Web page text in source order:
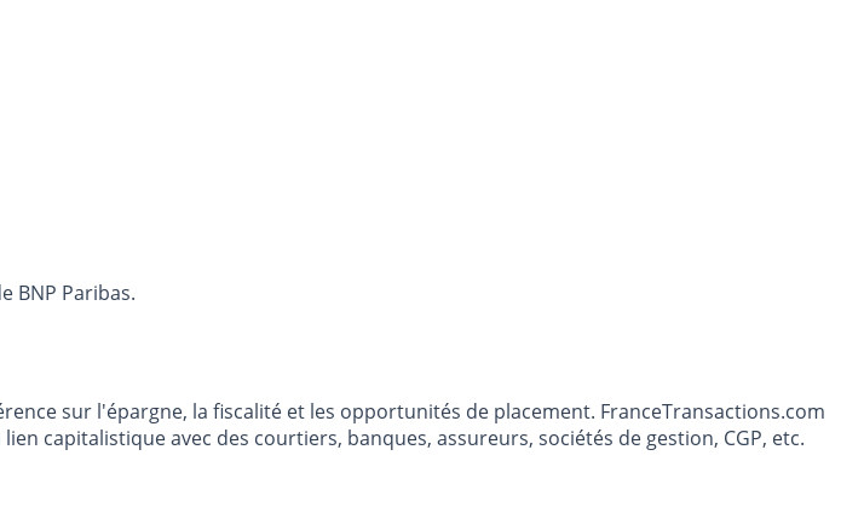
BNP Paribas.
sur l'épargne, la fiscalité et les opportunités de placement. FranceTransactions.com
capitalistique avec des courtiers, banques, assureurs, sociétés de gestion, CGP, etc.